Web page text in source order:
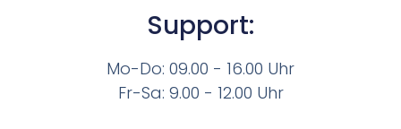
Support:
Mo-Do: 09.00 - 16.00 Uhr
Fr-Sa: 9.00 - 12.00 Uhr